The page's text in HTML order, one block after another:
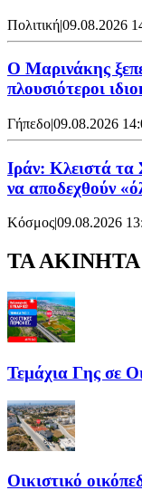
Πολιτική|09.08.2026
Ο Μαρινάκης
πλουσιότεροι
Γήπεδο|09.08.2026
Ιράν: Κλειστά
να αποδεχθούν
Κόσμος|09.08.2026
ΤΑ
Τεμάχια Γης σε
Οικιστικό